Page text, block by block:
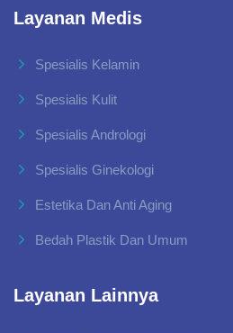
Layanan Medis
Spesialis Kelamin
Spesialis Kulit
Spesialis Andrologi
Spesialis Ginekologi
Estetika Dan Anti Aging
Bedah Plastik Dan Umum
Layanan Lainnya